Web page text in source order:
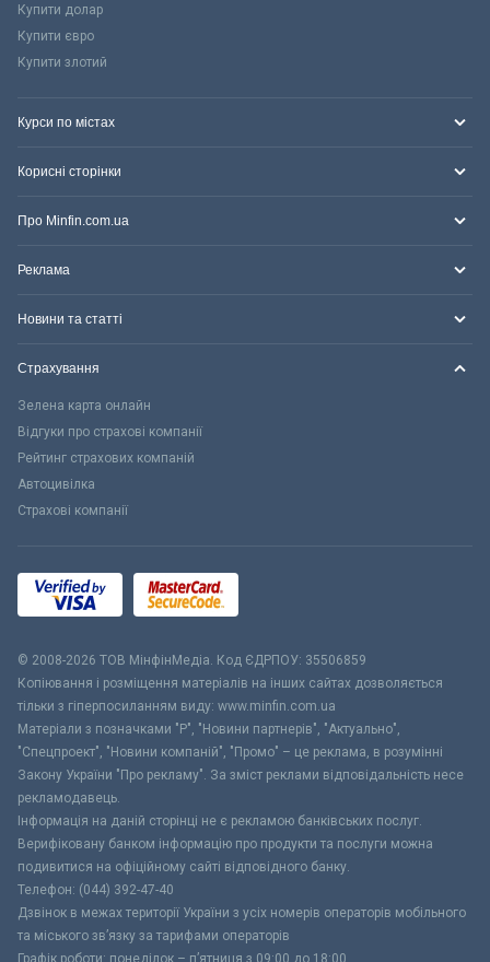
Купити долар
Купити євро
Купити злотий
Курси по містах
Корисні сторінки
Про Minfin.com.ua
Реклама
Новини та статті
Страхування
Зелена карта онлайн
Відгуки про страхові компанії
Рейтинг страхових компаній
Автоцивілка
Страхові компанії
© 2008-2026 ТОВ МiнфiнМедiа. Код ЄДРПОУ: 35506859
Копіювання і розміщення матеріалів на інших сайтах дозволяється
тільки з гіперпосиланням виду: www.minfin.com.ua
Матеріали з позначками "Р", "Новини партнерів", "Актуально",
"Спецпроект", "Новини компаній", "Промо" – це реклама, в розумінні
Закону України "Про рекламу". За зміст реклами відповідальність несе
рекламодавець.
Інформація на даній сторінці не є рекламою банківських послуг.
Верифіковану банком інформацію про продукти та послуги можна
подивитися на офіційному сайті відповідного банку.
Телефон: (044) 392-47-40
Дзвінок в межах території України з усіх номерів операторів мобільного
та міського зв’язку за тарифами операторів
Графік роботи: понеділок – п’ятниця з 09:00 до 18:00